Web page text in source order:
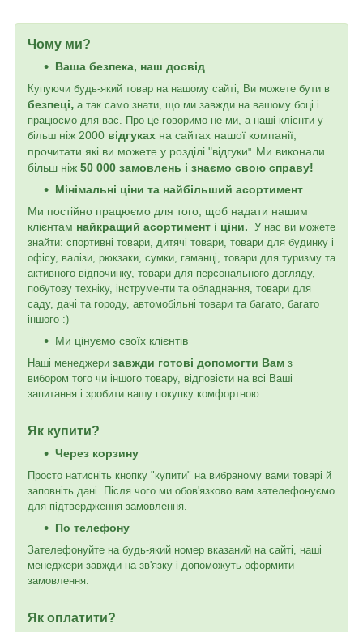
Чому ми?
Ваша безпека, наш досвід
Купуючи будь-який товар на нашому сайті, Ви можете бути в
безпеці, а так само знати, що ми завжди на вашому боці і
працюємо для вас. Про це говоримо не ми, а наші клієнти у
більш ніж 2000 відгуках на сайтах нашої компанії,
прочитати які ви можете у розділі "відгуки". Ми виконали
більш ніж 50 000 замовлень і знаємо свою справу!
Мінімальні ціни та найбільший асортимент
Ми постійно працюємо для того, щоб надати нашим
клієнтам найкращий асортимент і ціни. У нас ви можете
знайти: спортивні товари, дитячі товари, товари для будинку і
офісу, валізи, рюкзаки, сумки, гаманці, товари для туризму та
активного відпочинку, товари для персонального догляду,
побутову техніку, інструменти та обладнання, товари для
саду, дачі та городу, автомобільні товари та багато, багато
іншого :)
Ми цінуємо своїх клієнтів
Наші менеджери завжди готові допомогти Вам з
вибором того чи іншого товару, відповісти на всі Ваші
запитання і зробити вашу покупку комфортною.
Як купити?
Через корзину
Просто натисніть кнопку "купити" на вибраному вами товарі й
заповніть дані. Після чого ми обов'язково вам зателефонуємо
для підтвердження замовлення.
По телефону
Зателефонуйте на будь-який номер вказаний на сайті, наші
менеджери завжди на зв'язку і допоможуть оформити
замовлення.
Як оплатити?